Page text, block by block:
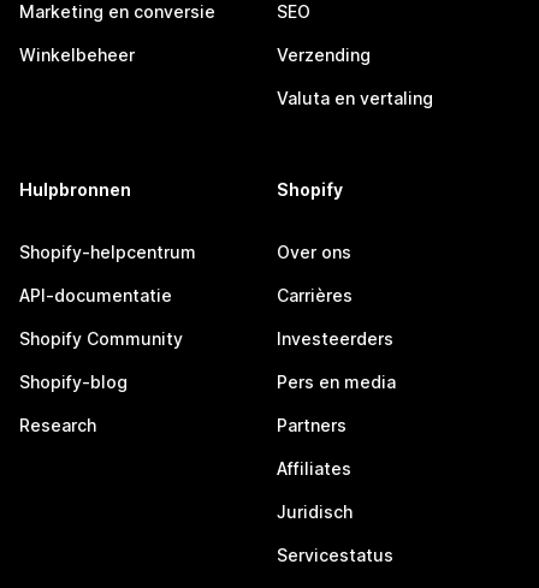
Marketing en conversie
Winkelbeheer
SEO
Verzending
Valuta en vertaling
Hulpbronnen
Shopify-helpcentrum
API-documentatie
Shopify Community
Shopify-blog
Research
Shopify
Over ons
Carrières
Investeerders
Pers en media
Partners
Affiliates
Juridisch
Servicestatus